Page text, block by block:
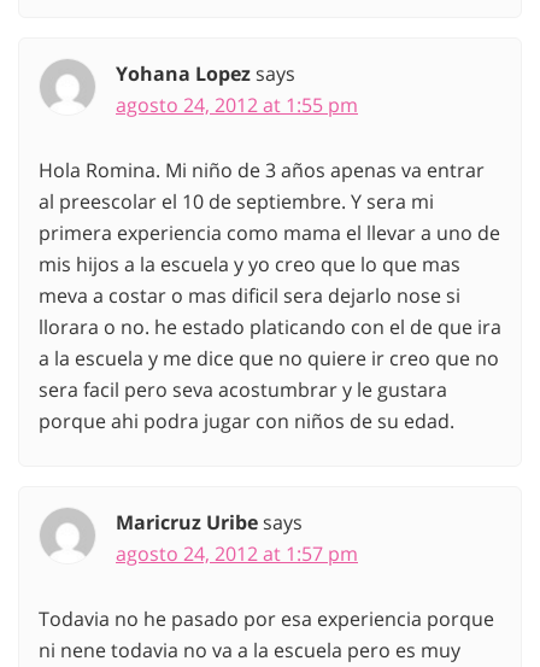
Yohana Lopezsays
agosto 24, 2012 at 1:55 pm
Hola Romina. Mi niño de 3 años apenas va entrar
al preescolar el 10 de septiembre. Y sera mi
primera experiencia como mama el llevar a uno de
mis hijos a la escuela y yo creo que lo que mas
meva a costar o mas dificil sera dejarlo nose si
llorara o no. he estado platicando con el de que ira
a la escuela y me dice que no quiere ir creo que no
sera facil pero seva acostumbrar y le gustara
porque ahi podra jugar con niños de su edad.
Maricruz Uribesays
agosto 24, 2012 at 1:57 pm
Todavia no he pasado por esa experiencia porque
ni nene todavia no va a la escuela pero es muy